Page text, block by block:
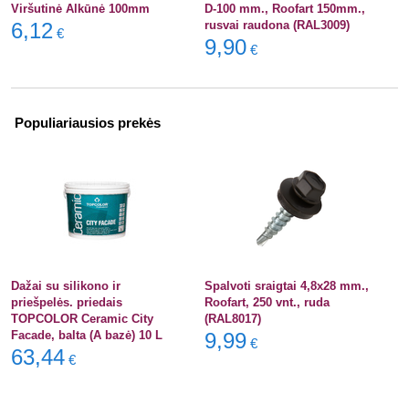
Viršutinė Alkūnė 100mm
6,12 €
D-100 mm., Roofart 150mm.,
rusvai raudona (RAL3009)
9,90 €
Populiariausios prekės
Dažai su silikono ir
priešpelės. priedais
TOPCOLOR Ceramic City
Facade, balta (A bazė) 10 L
63,44 €
Spalvoti sraigtai 4,8x28 mm.,
Roofart, 250 vnt., ruda
(RAL8017)
9,99 €